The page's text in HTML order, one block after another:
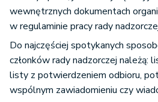
wewnętrznych dokumentach
w regulaminie pracy rady
Do najczęściej spotykanych
członków rady nadzorczej należą:
listy z potwierdzeniem odbioru,
wspólnym zawiadomieniu czy